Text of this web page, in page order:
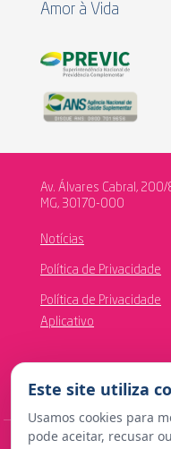
Amor à Vida
Av. Álvares Cabral,
MG, 30170-000
Notícias
Política de Privacidade
Política de Privacidade
Aplicativo
Este site utiliza
Usamos cookies para
pode aceitar, recusar